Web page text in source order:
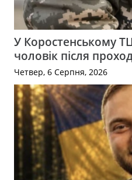
У Коростенському
чоловік після
Четвер, 6 Серпня, 2026